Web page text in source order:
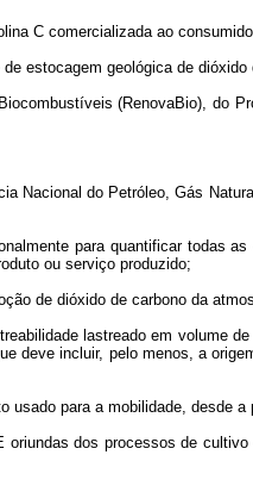
C comercializada ao
estocagem geológica de
(RenovaBio), do
Nacional do Petróleo, Gás
para quantificar
ou serviço produzido;
de dióxido de carbono da
lastreado em volume
deve incluir, pelo menos, a
para a mobilidade, desde
dos processos de